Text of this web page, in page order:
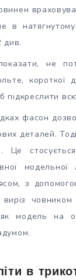
в
див.
не
короткої
підкреслити
фасон
деталей.
Це
модельної
з
модель на
в